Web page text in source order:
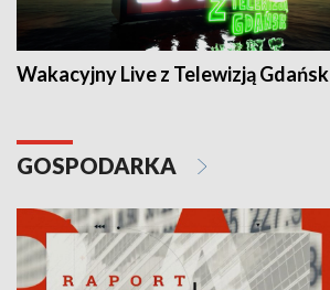
Wakacyjny Live z Telewizją Gdańsk
GOSPODARKA